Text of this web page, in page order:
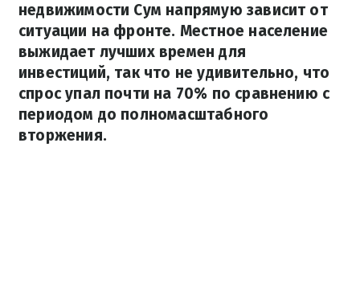
недвижимости Сум напрямую зависит от
ситуации на фронте. Местное население
выжидает лучших времен для
инвестиций, так что не удивительно, что
спрос упал почти на 70% по сравнению с
периодом до полномасштабного
вторжения.